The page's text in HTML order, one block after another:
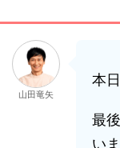
山田竜矢
本
最
い